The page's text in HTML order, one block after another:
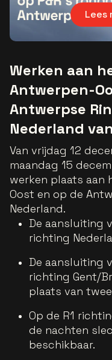
Lees
Werken aan
Antwerpen-
Antwerpse
Nederland
Van vrijdag 12
maandag 15
werken plaats
Oost en op de
Nederland.
De aansluiting
richting
De aansluiting
richting Gent/
plaats van
Op de R1
de nachten
beschikbaar.